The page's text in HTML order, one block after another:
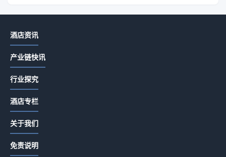
酒店资讯
产业链快讯
行业探究
酒店专栏
关于我们
免责说明